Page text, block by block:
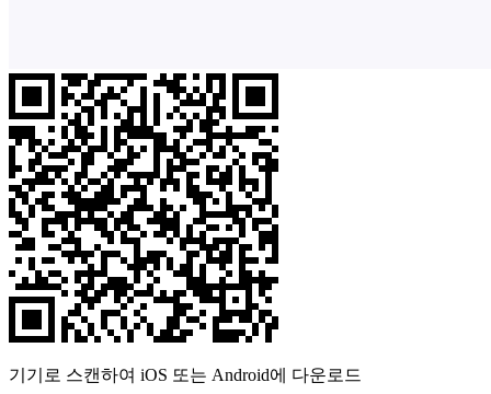
기기로 스캔하여 iOS 또는 Android에 다운로드